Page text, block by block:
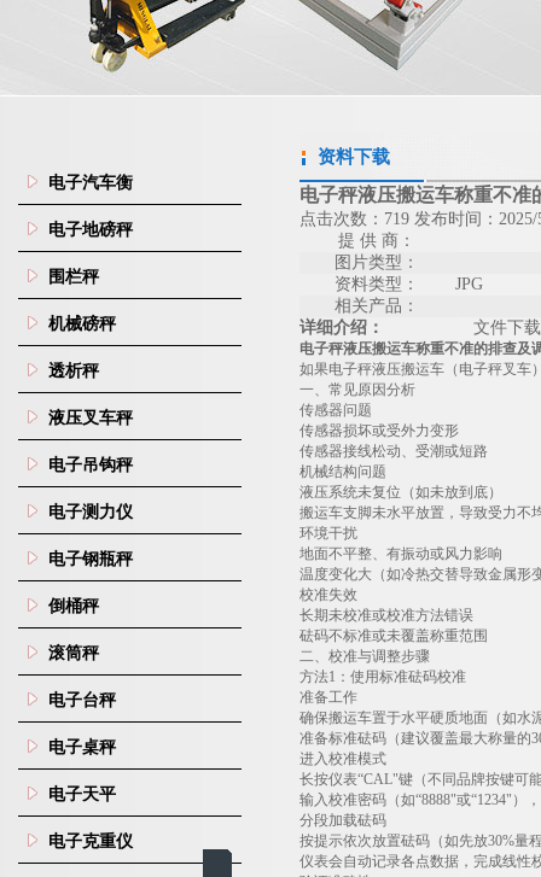
电子汽车衡
电子地磅秤
围栏秤
机械磅秤
透析秤
液压叉车秤
电子吊钩秤
电子测力仪
电子钢瓶秤
倒桶秤
滚筒秤
电子台秤
电子桌秤
电子天平
电子克重仪
资料下载
电子秤液压搬运车称重不准
点击次数：719 发布时间：2025/
提 供 商：
图片类型：
资料类型：
JPG
相关产品：
详细介绍：
文件下载
电子秤液压搬运车称重不准的排查及
如果电子秤液压搬运车（电子秤叉车
一、常见原因分析
传感器问题
传感器损坏或受外力变形
传感器接线松动、受潮或短路
机械结构问题
液压系统未复位（如未放到底）
搬运车支脚未水平放置，导致受力不
环境干扰
地面不平整、有振动或风力影响
温度变化大（如冷热交替导致金属形
校准失效
长期未校准或校准方法错误
砝码不标准或未覆盖称重范围
二、校准与调整步骤
方法1 ：使用标准砝码校准
准备工作
确保搬运车置于水平硬质地面（如水
准备标准砝码（建议覆盖最大称量的
进入校准模式
长按仪表“CAL"键（不同品牌按键可
输入校准密码（如“8888"或“1234"）
分段加载砝码
按提示依次放置砝码（如先放30%量
仪表会自动记录各点数据，完成线性